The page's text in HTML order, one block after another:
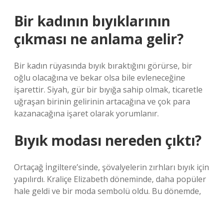
Bir kadının bıyıklarının
çıkması ne anlama gelir?
Bir kadın rüyasında bıyık bıraktığını görürse, bir
oğlu olacağına ve bekar olsa bile evleneceğine
işarettir. Siyah, gür bir bıyığa sahip olmak, ticaretle
uğraşan birinin gelirinin artacağına ve çok para
kazanacağına işaret olarak yorumlanır.
Bıyık modası nereden çıktı?
Ortaçağ İngiltere’sinde, şövalyelerin zırhları bıyık için
yapılırdı. Kraliçe Elizabeth döneminde, daha popüler
hale geldi ve bir moda sembolü oldu. Bu dönemde,